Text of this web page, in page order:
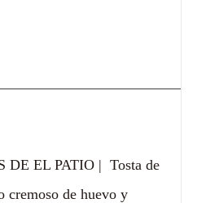
DE EL PATIO | Tosta de
cremoso de huevo y